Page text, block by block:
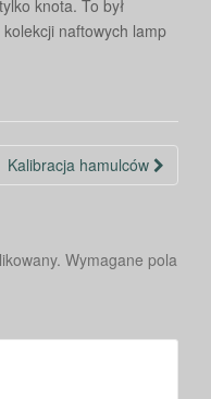
knota. To był
naftowych lamp
Kalibracja hamulców
Wymagane pola